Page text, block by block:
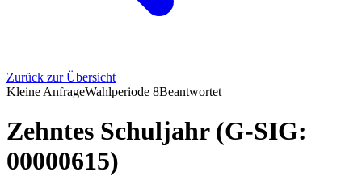
Zurück zur Übersicht
Kleine AnfrageWahlperiode 8Beantwortet
Zehntes Schuljahr (G-SIG:
00000615)